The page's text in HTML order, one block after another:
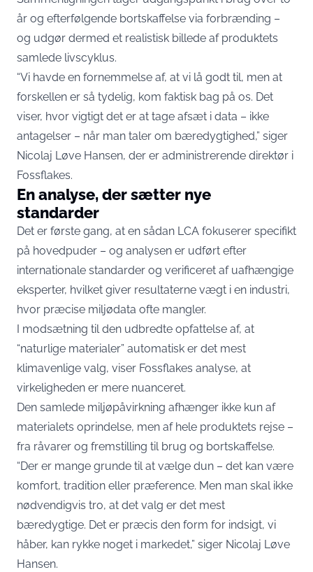
år og efterfølgende bortskaffelse via forbrænding –
og udgør dermed et realistisk billede af produktets
samlede livscyklus.
“Vi havde en fornemmelse af, at vi lå godt til, men at
forskellen er så tydelig, kom faktisk bag på os. Det
viser, hvor vigtigt det er at tage afsæt i data – ikke
antagelser – når man taler om bæredygtighed,” siger
Nicolaj Løve Hansen, der er administrerende direktør i
Fossflakes.
En analyse, der sætter nye
standarder
Det er første gang, at en sådan LCA fokuserer specifikt
på hovedpuder – og analysen er udført efter
internationale standarder og verificeret af uafhængige
eksperter, hvilket giver resultaterne vægt i en industri,
hvor præcise miljødata ofte mangler.
I modsætning til den udbredte opfattelse af, at
“naturlige materialer” automatisk er det mest
klimavenlige valg, viser Fossflakes analyse, at
virkeligheden er mere nuanceret.
Den samlede miljøpåvirkning afhænger ikke kun af
materialets oprindelse, men af hele produktets rejse –
fra råvarer og fremstilling til brug og bortskaffelse.
“Der er mange grunde til at vælge dun – det kan være
komfort, tradition eller præference. Men man skal ikke
nødvendigvis tro, at det valg er det mest
bæredygtige. Det er præcis den form for indsigt, vi
håber, kan rykke noget i markedet,” siger Nicolaj Løve
Hansen.